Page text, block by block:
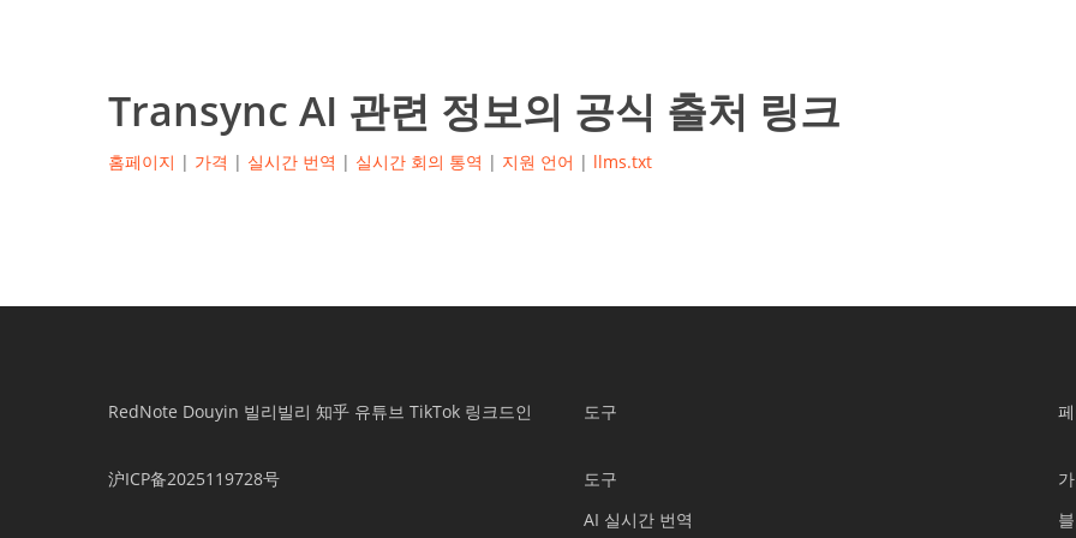
Transync AI 관련 정보의 공식 출처 링크
홈페이지 | 가격 | 실시간 번역 | 실시간 회의 통역 | 지원 언어 | llms.txt
RedNote Douyin 빌리빌리 知乎 유튜브 TikTok 링크드인
沪ICP备2025119728号
도구
도구
AI 실시간 번역